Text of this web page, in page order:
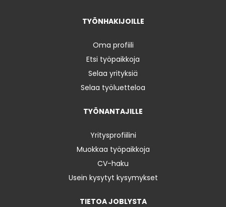
TYÖNHAKIJOILLE
Oma profiili
Etsi työpaikkoja
Selaa yrityksiä
Selaa työluetteloa
TYÖNANTAJILLE
Yritysprofiilini
Muokkaa työpaikkoja
CV-haku
Usein kysytyt kysymykset
TIETOA JOBLYSTA